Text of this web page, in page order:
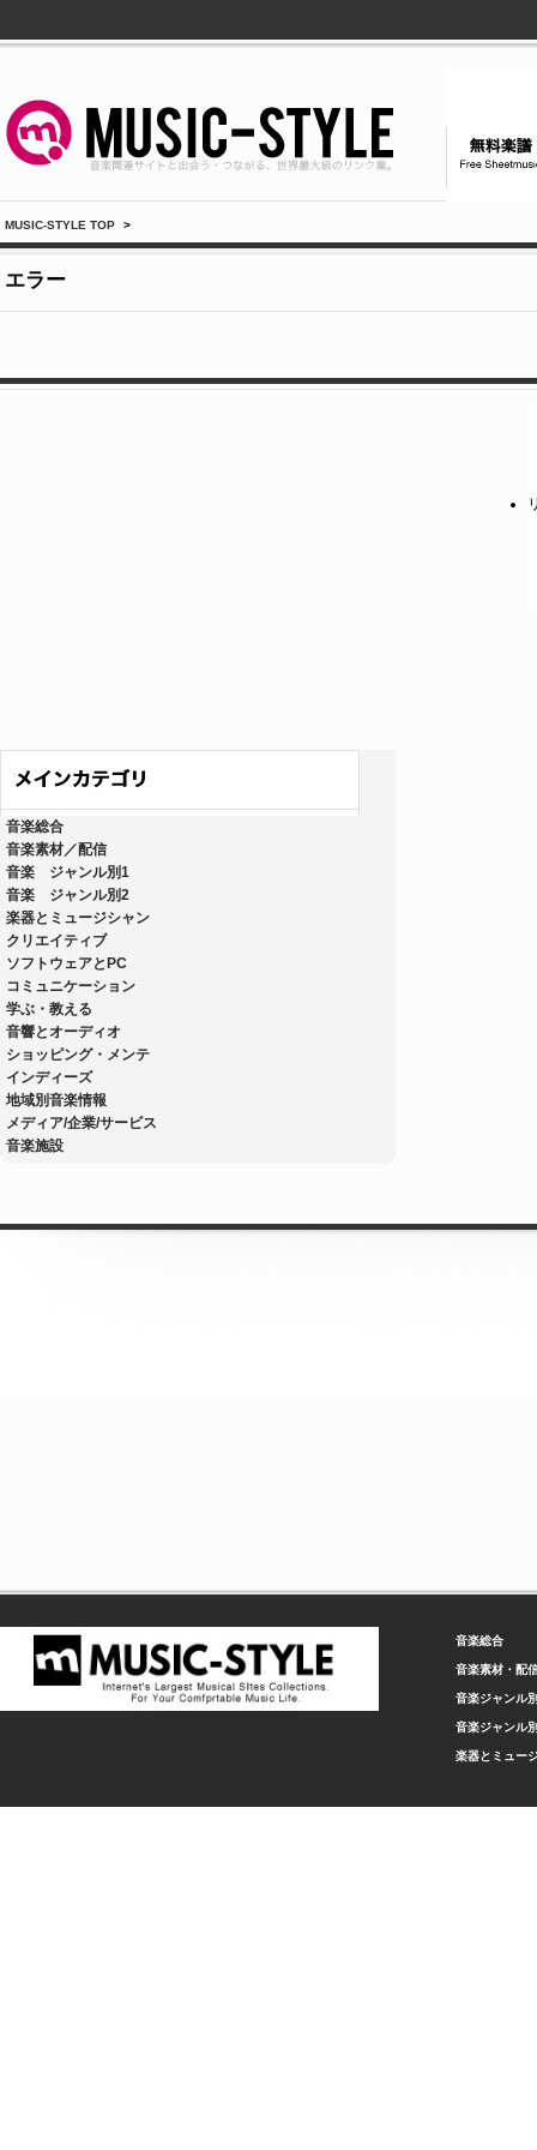
MUSIC-STYLE TOP >
エラー
音楽総合
音楽素材／配信
音楽 ジャンル別1
音楽 ジャンル別2
楽器とミュージシャン
クリエイティブ
ソフトウェアとPC
コミュニケーション
学ぶ・教える
音響とオーディオ
ショッピング・メンテ
インディーズ
地域別音楽情報
メディア/企業/サービス
音楽施設
音楽総合
音楽素材・配
音楽ジャンル
音楽ジャンル
楽器とミュー